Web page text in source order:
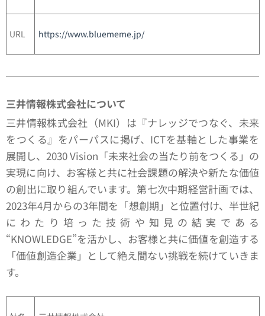
URL https://www.bluememe.jp/
三井情報株式会社について
三井情報株式会社（MKI）は『ナレッジでつなぐ、未来
をつくる』をパーパスに掲げ、ICTを基軸とした事業を
展開し、2030 Vision「未来社会の当たり前をつくる」の
実現に向け、お客様と共に社会課題の解決や新たな価値
の創出に取り組んでいます。第七次中期経営計画では、
2023年4月からの3年間を「想創期」と位置付け、半世紀
にわたり培った技術や知見の結実である
“KNOWLEDGE”を活かし、お客様と共に価値を創造する
「価値創造企業」として絶え間ない挑戦を続けていきま
す。